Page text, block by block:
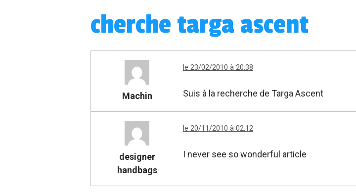
cherche targa ascent
Machin
le 23/02/2010 à 20:38
Suis à la recherche de Targa Ascent
designer
handbags
le 20/11/2010 à 02:12
I never see so wonderful article